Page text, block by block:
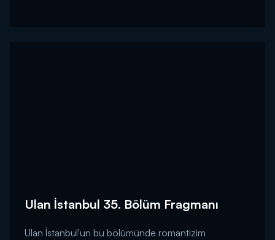
Ulan İstanbul 35. Bölüm Fragmanı
Ulan İstanbul'un bu bölümünde romantizim